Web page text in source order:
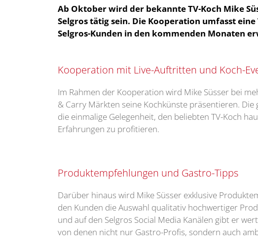
Ab Oktober wird der bekannte TV-Koch Mike
Selgros tätig sein. Die Kooperation umfasst
Selgros-Kunden in den kommenden Monaten
Kooperation mit Live-Auftritten und Koch-
Im Rahmen der Kooperation wird Mike Süsser bei
& Carry Märkten seine Kochkünste präsentieren.
die einmalige Gelegenheit, den beliebten TV-Koch
Erfahrungen zu profitieren.
Produktempfehlungen und Gastro-Tipps
Darüber hinaus wird Mike Süsser exklusive
den Kunden die Auswahl qualitativ hochwertiger
und auf den Selgros Social Media Kanälen gibt er
von denen nicht nur Gastro-Profis, sondern auch